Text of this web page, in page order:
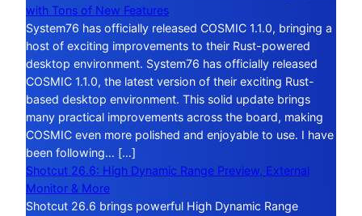
with Tons of New Features
System76 has officially released COSMIC 1.1.0, bringing a
host of exciting improvements to their Rust-powered
desktop environment. System76 has officially released
COSMIC 1.1.0, the latest version of their exciting Rust-
based desktop environment. This solid update brings
many practical improvements across the board, making
COSMIC even more polished and enjoyable to use. I have
been following… […]
Shotcut 26.6: High Dynamic Range Preview, External
Monitor & More
Shotcut 26.6 brings powerful High Dynamic Range